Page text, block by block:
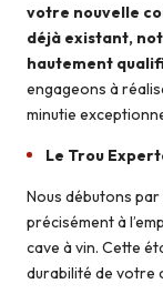
votre nouvelle
déjà existant,
hautement
engageons à
minutie
Le Trou
Nous débutons
précisément à
cave à vin. Cette
durabilité de votre